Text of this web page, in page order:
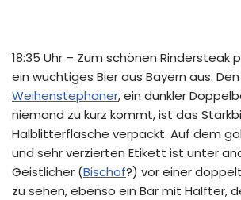
18:35 Uhr – Zum schönen Rindersteak
ein wuchtiges Bier aus Bayern aus:
Weihenstephaner, ein dunkler
niemand zu kurz kommt, ist das
Halblitterflasche verpackt. Auf dem
und sehr verzierten Etikett ist unter
Geistlicher (Bischof?) vor einer
zu sehen, ebenso ein Bär mit Halfter,